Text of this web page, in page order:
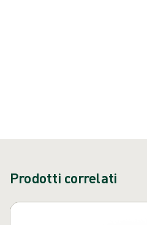
Prodotti correlati